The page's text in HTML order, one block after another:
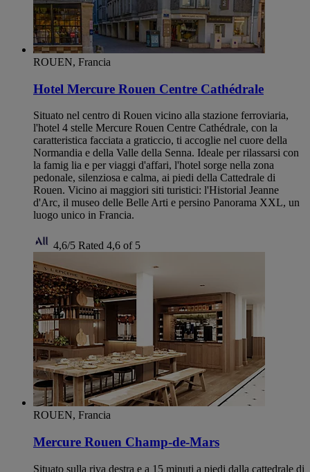
ROUEN, Francia
Hotel Mercure Rouen Centre Cathédrale
Situato nel centro di Rouen vicino alla stazione ferroviaria,
l'hotel 4 stelle Mercure Rouen Centre Cathédrale, con la
caratteristica facciata a graticcio, ti accoglie nel cuore della
Normandia e della Valle della Senna. Ideale per rilassarsi con
la famig lia e per viaggi d'affari, l'hotel sorge nella zona
pedonale, silenziosa e calma, ai piedi della Cattedrale di
Rouen. Vicino ai maggiori siti turistici: l'Historial Jeanne
d'Arc, il museo delle Belle Arti e persino Panorama XXL, un
luogo unico in Francia.
4,6/5 Rated 4,6 of 5
ROUEN, Francia
Mercure Rouen Champ-de-Mars
Situato sulla riva destra e a 15 minuti a piedi dalla cattedrale di